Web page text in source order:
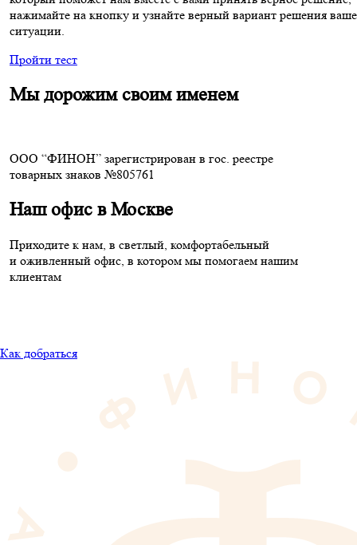
нажимайте на кнопку и узнайте верный вариант решения
ситуации.
Пройти тест
Мы дорожим своим именем
ООО “ФИНОН” зарегистрирован в гос. реестре
товарных знаков №805761
Наш офис в Москве
Приходите к нам, в светлый, комфортабельный
и оживленный офис, в котором мы помогаем нашим
клиентам
Как добраться